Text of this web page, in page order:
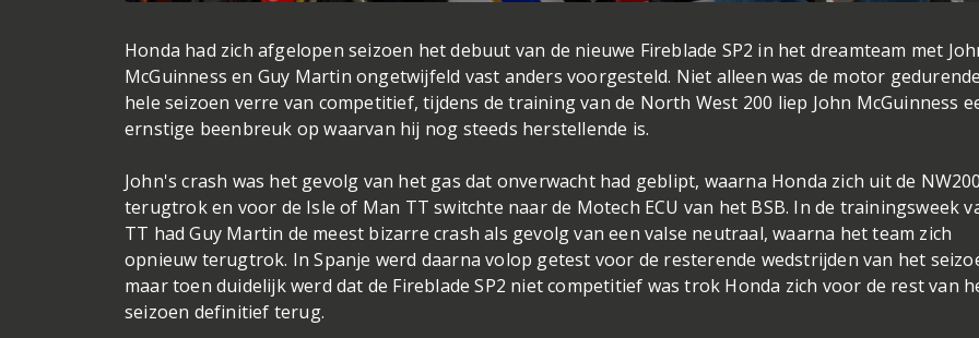
Honda had zich afgelopen seizoen het debuut van de nieuwe Fireblade SP2 in het dreamteam met
McGuinness en Guy Martin ongetwijfeld vast anders voorgesteld. Niet alleen was de motor
hele seizoen verre van competitief, tijdens de training van de North West 200 liep John McGuinness
ernstige beenbreuk op waarvan hij nog steeds herstellende is.
John's crash was het gevolg van het gas dat onverwacht had geblipt, waarna Honda zich uit de NW200
terugtrok en voor de Isle of Man TT switchte naar de Motech ECU van het BSB. In de trainingsweek
TT had Guy Martin de meest bizarre crash als gevolg van een valse neutraal, waarna het team zich
opnieuw terugtrok. In Spanje werd daarna volop getest voor de resterende wedstrijden van het
maar toen duidelijk werd dat de Fireblade SP2 niet competitief was trok Honda zich voor de rest van
seizoen definitief terug.